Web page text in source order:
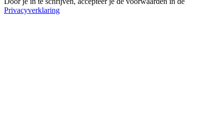
Privacyverklaring